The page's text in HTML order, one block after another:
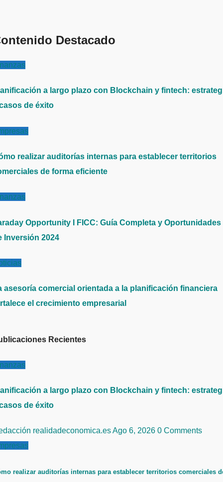
Destacado
a largo plazo con Blockchain y fintech:
de éxito
realizar auditorías internas para establecer territorios
de forma eficiente
Opportunity I FICC: Guía Completa y Oportunidades
Inversión 2024
asesoría comercial orientada a la planificación financiera
el crecimiento empresarial
Recientes
a largo plazo con Blockchain y fintech:
de éxito
realidadeconomica.esAgo 6, 2026 0 Comments
realizar auditorías internas para establecer territorios comerciales